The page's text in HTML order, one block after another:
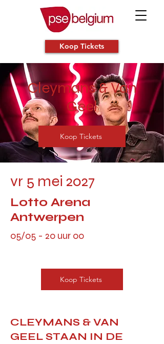
Koop Tickets
Cleymans & Van
Geel
Koop Tickets
vr 5 mei 2027
Lotto Arena
Antwerpen
05/05 - 20 uur 00
Koop Tickets
CLEYMANS & VAN
GEEL STAAN IN DE